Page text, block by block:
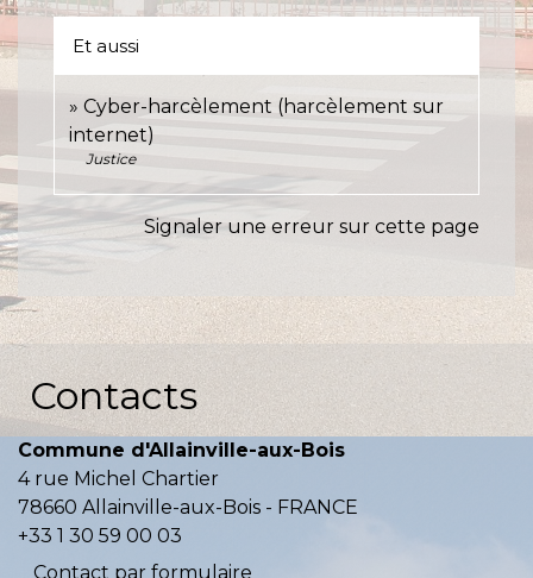
Et aussi
Cyber-harcèlement (harcèlement sur
internet)
Justice
Signaler une erreur sur cette page
Contacts
Commune d'Allainville-aux-Bois
4 rue Michel Chartier
78660 Allainville-aux-Bois - FRANCE
+33 1 30 59 00 03
Contact par formulaire